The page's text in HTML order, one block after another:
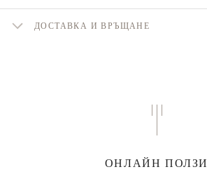
ДОСТАВКА И ВРЪЩАНЕ
ОНЛАЙН ПОЛЗИ